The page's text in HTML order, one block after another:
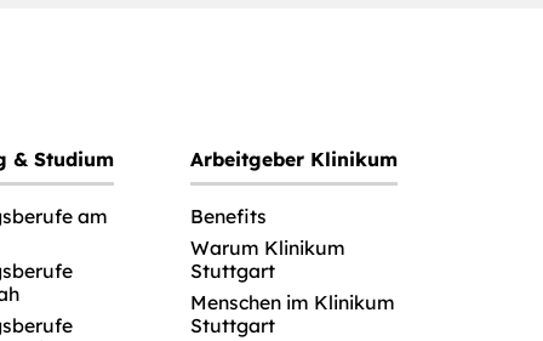
& Studium
am
Arbeitgeber Klinikum
Benefits
Warum Klinikum
Stuttgart
Menschen im Klinikum
Stuttgart